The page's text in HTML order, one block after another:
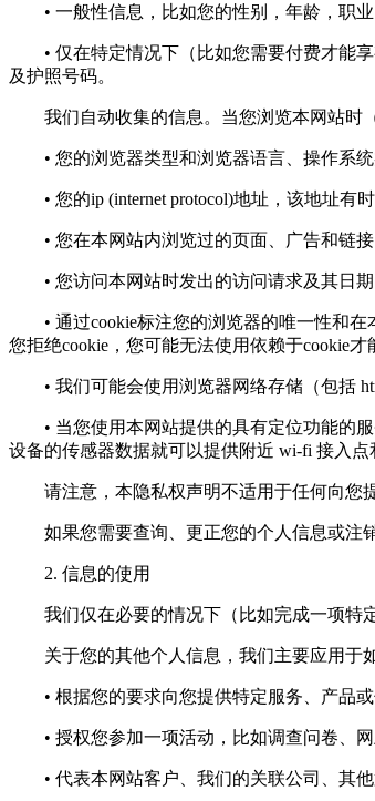
• 一般性信息，比如您的性别，年龄，职业
• 仅在特定情况下（比如您需要付费才能享
及护照号码。
我们自动收集的信息。当您浏览本网站时（
• 您的浏览器类型和浏览器语言、操作系统
• 您的ip (internet protocol)地址，该地址有
• 您在本网站内浏览过的页面、广告和链接
• 您访问本网站时发出的访问请求及其日期
• 通过cookie标注您的浏览器的唯一性和在
您拒绝cookie，您可能无法使用依赖于cookie才
• 我们可能会使用浏览器网络存储（包括
• 当您使用本网站提供的具有定位功能的服
设备的传感器数据就可以提供附近 wi-fi 接入点
请注意，本隐私权声明不适用于任何向您提
如果您需要查询、更正您的个人信息或注
2. 信息的使用
我们仅在必要的情况下（比如完成一项特定
关于您的其他个人信息，我们主要应用于如
• 根据您的要求向您提供特定服务、产品或
• 授权您参加一项活动，比如调查问卷、网
• 代表本网站客户、我们的关联公司、其他